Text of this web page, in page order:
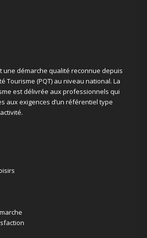
une démarche qualité reconnue depuis
Tourisme (PQT) au niveau national. La
est délivrée aux professionnels qui
aux exigences d’un référentiel type